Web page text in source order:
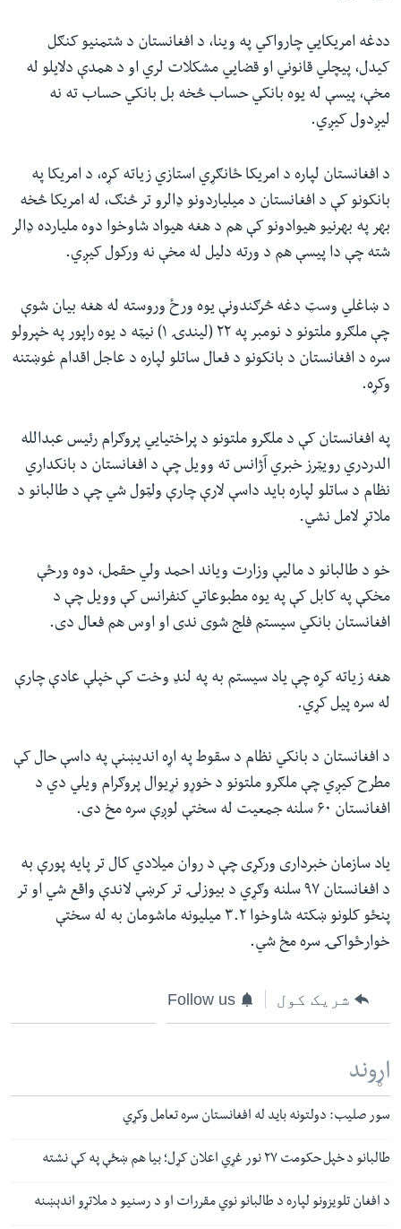
ددغه امریکایي چارواکي په وینا، د افغانستان د شتمنیو کنګل
کیدل، پیچلي قانوني او قضایي مشکلات لري او د همدې دلایلو له
مخې، پیسې له یوه بانکي حساب څخه بل بانکي حساب ته نه
لیږدول کیږي.
د افغانستان لپاره د امریکا ځانګړي استازي زیاته کړه، د امریکا په
بانکونو کې د افغانستان د میلیاردونو ډالرو تر څنګ، له امریکا څخه
بهر په بهرنیو هیوادونو کې هم د هغه هیواد شاوخوا دوه ملیارده ډالر
شته چې دا پیسې هم د ورته دلیل له مخې نه ورکول کیږي.
د ښاغلي وسټ دغه څرګندونې یوه ورځ وروسته له هغه بیان شوې
چې ملګرو ملتونو د نومبر په ۲۲ (لیندۍ ۱) نیټه د یوه راپور په خپرولو
سره د افغانستان د بانکونو د فعال ساتلو لپاره د عاجل اقدام غوښتنه
وکړه.
په افغانستان کې د ملګرو ملتونو د پراختیایي پروګرام رئیس عبدالله
الدردري رویټرز خبري آژانس ته وویل چې د افغانستان د بانکداري
نظام د ساتلو لپاره باید داسې لارې چارې ولټول شي چې د طالبانو د
ملاتړ لامل نشي.
خو د طالبانو د مالیې وزارت ویاند احمد ولي حقمل، دوه ورځې
مخکې په کابل کې په یوه مطبوعاتي کنفرانس کې وویل چې د
افغانستان بانکي سیستم فلج شوی ندی او اوس هم فعال دی.
هغه زیاته کړه چې یاد سیستم به په لنډ وخت کې خپلې عادې چارې
له سره پیل کړي.
د افغانستان د بانکي نظام د سقوط په اړه اندیښنې په داسې حال کې
مطرح کیږي چې ملګرو ملتونو د خوړو نړیوال پروګرام ویلي دي د
افغانستان ۶۰ سلنه جمعیت له سختې لوږې سره مخ دی.
یاد سازمان خبرداری ورکړی چې د روان میلادي‌ کال تر پایه پورې به
د افغانستان ۹۷ سلنه وګړي د بیوزلۍ تر کرښې لاندې واقع شي او تر
پنځو کلونو ښکته شاوخوا ۳.۲ میلیونه ماشومان به له سختې
خوارځواکۍ سره مخ شي.
شریک کول Follow us
اړوند
سور صلیب: دولتونه باید له افغانستان سره تعامل وکړي
طالبانو د خپل حکومت ۲۷ نور غړي اعلان کړل؛ بیا هم ښځې په کې نشته
د افغان تلویزونو لپاره د طالبانو نوي مقررات او د رسنیو د ملاتړو اندېښنه